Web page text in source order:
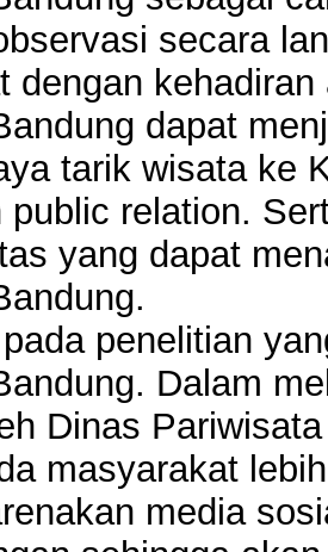
secara
dengan
dapat
tarik wisata ke
public relation.
yang dapat
penelitian
Dalam
Dinas
masyarakat
media